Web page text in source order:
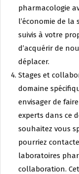
pharmacologie
l’économie de la
suivis à votre
d’acquérir de
déplacer.
Stages et
domaine
envisager de
experts dans ce
souhaitez vous
pourriez
laboratoires
collaboration.